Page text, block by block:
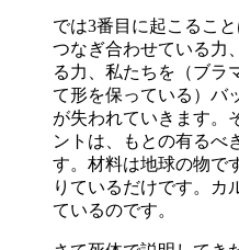
では3番目に起こるこ
つなぎ合わせている力
る力、私たちを（ブラ
て形を保っている）バ
が失われていきます。
ントは、もとの有るべ
す。材料は地球の物で
りているだけです。カ
ているのです。